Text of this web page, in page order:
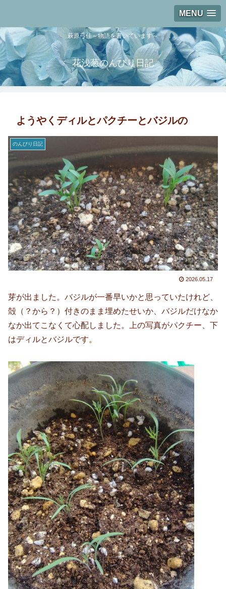
MENU
萩原弓佳～物語を書いています～
花浅葱のんびり日記
ようやくディルとパクチーとバジルの
のんびり日記
2026.05.17
芽が出ました。バジルが一番早いかと思っていたけれど、
殻（？から？）付きのまま埋めたせいか、バジルだけなか
なか出てこなくて心配しました。上の写真がパクチー、下
はディルとバジルです。